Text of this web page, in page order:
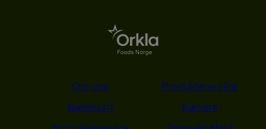
Om oss
Produktene våre
Bærekraft
Karriere